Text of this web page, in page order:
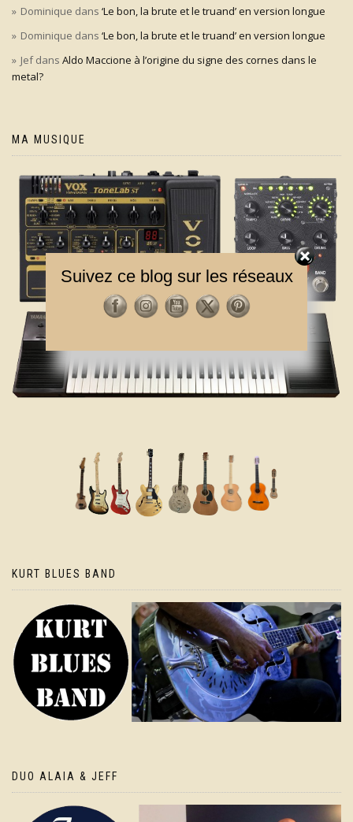
Dominique dans ‘Le bon, la brute et le truand’ en version longue
Dominique dans ‘Le bon, la brute et le truand’ en version longue
Jefdans Aldo Maccione à l’origine du signe des cornes dans le
metal?
MA MUSIQUE
KURT BLUES BAND
DUO ALAIA & JEFF
Suivez ce blog sur les réseaux